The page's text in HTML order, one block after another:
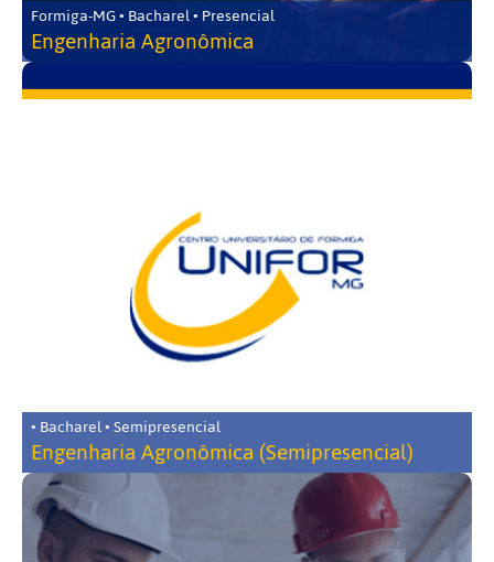
Formiga-MG • Bacharel • Presencial
Engenharia Agronômica
• Bacharel • Semipresencial
Engenharia Agronômica (Semipresencial)